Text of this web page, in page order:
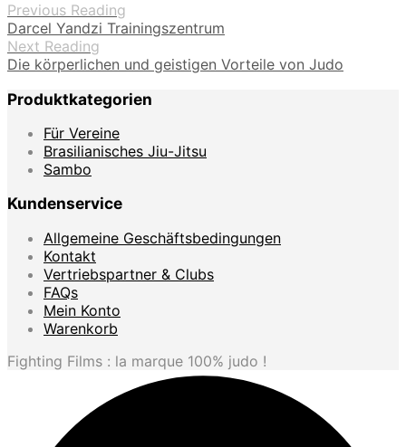
Previous Reading
Darcel Yandzi Trainingszentrum
Next Reading
Die körperlichen und geistigen Vorteile von Judo
Produktkategorien
Für Vereine
Brasilianisches Jiu-Jitsu
Sambo
Kundenservice
Allgemeine Geschäftsbedingungen
Kontakt
Vertriebspartner & Clubs
FAQs
Mein Konto
Warenkorb
Fighting Films : la marque 100% judo !